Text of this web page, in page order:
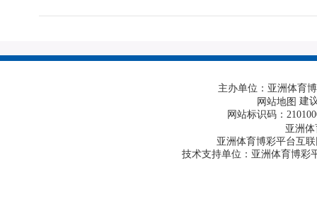
主办单位：亚洲体育
网站地图 建
网站标识码：
亚洲
亚洲体育博彩平台互
技术支持单位：亚洲体育博彩